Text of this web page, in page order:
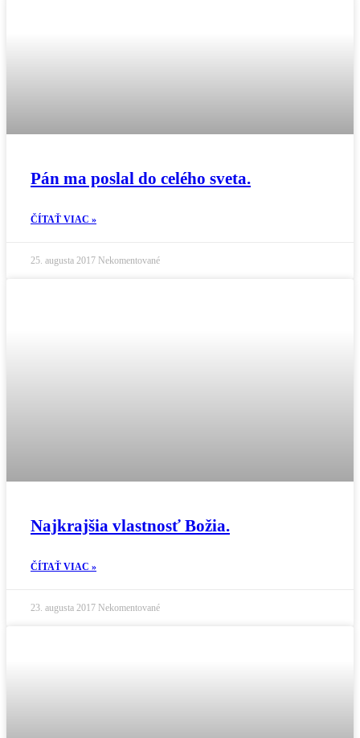
Pán ma poslal do celého sveta.
ČÍTAŤ VIAC »
25. augusta 2017 Nekomentované
Najkrajšia vlastnosť Božia.
ČÍTAŤ VIAC »
23. augusta 2017 Nekomentované